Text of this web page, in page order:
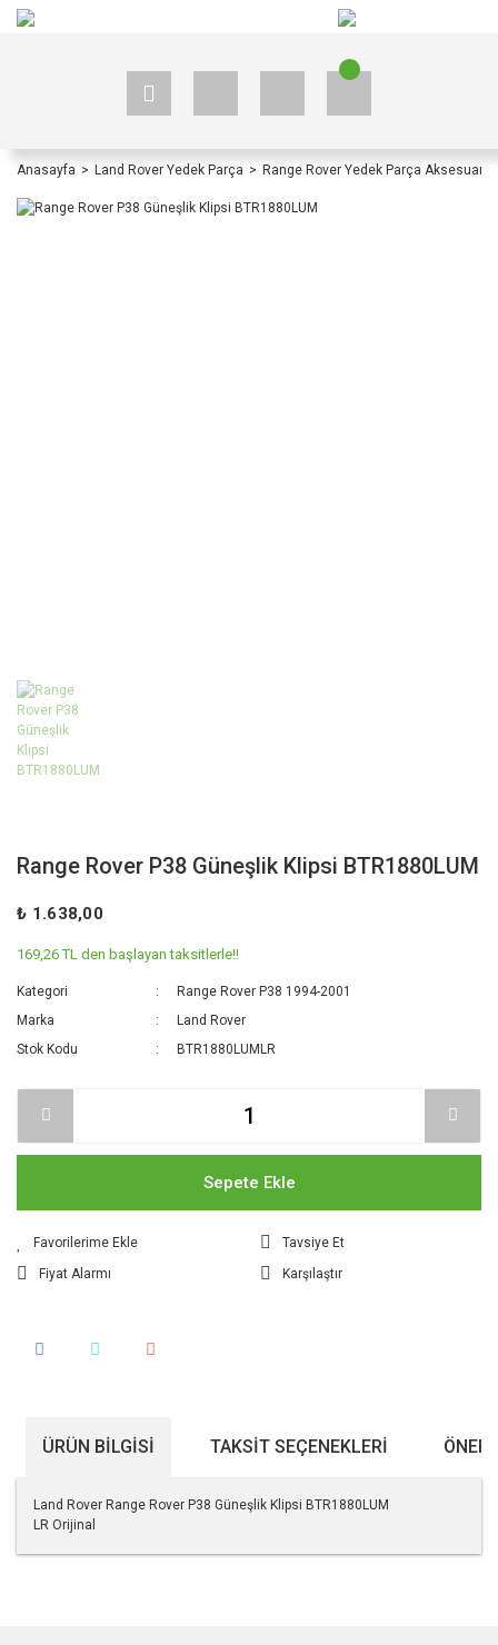
Anasayfa Land Rover Yedek Parça Range Rover Yedek Parça Aksesuar
Range Rover P38 Güneşlik Klipsi BTR1880LUM
₺ 1.638,00
169,26 TL den başlayan taksitlerle!!
Kategori
Range Rover P38 1994-2001
Marka
Land Rover
Stok Kodu
BTR1880LUMLR
Sepete Ekle
Tavsiye Et
Fiyat Alarmı
Karşılaştır
ÜRÜN BILGISI TAKSIT SEÇENEKLERI
Land Rover Range Rover P38 Güneşlik Klipsi BTR1880LUM
LR Orijinal